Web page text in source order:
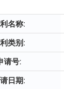
名称:
类别:
请号:
日期: